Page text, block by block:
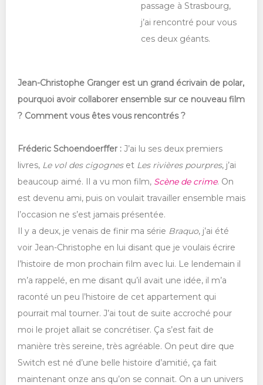
passage à Strasbourg,
j’ai rencontré pour vous
ces deux géants.
Jean-Christophe Granger est un grand écrivain de polar,
pourquoi avoir collaborer ensemble sur ce nouveau film
? Comment vous êtes vous rencontrés ?
Fréderic Schoendoerffer : J’ai lu ses deux premiers
livres, Le vol des cigogneset Les rivières pourpres, j’ai
beaucoup aimé. Il a vu mon film, Scène de crime. On
est devenu ami, puis on voulait travailler ensemble mais
l’occasion ne s’est jamais présentée.
Il y a deux, je venais de finir ma série Braquo, j’ai été
voir Jean-Christophe en lui disant que je voulais écrire
l’histoire de mon prochain film avec lui. Le lendemain il
m’a rappelé, en me disant qu’il avait une idée, il m’a
raconté un peu l’histoire de cet appartement qui
pourrait mal tourner. J’ai tout de suite accroché pour
moi le projet allait se concrétiser. Ça s’est fait de
manière très sereine, très agréable. On peut dire que
Switch est né d’une belle histoire d’amitié, ça fait
maintenant onze ans qu’on se connait. On a un univers